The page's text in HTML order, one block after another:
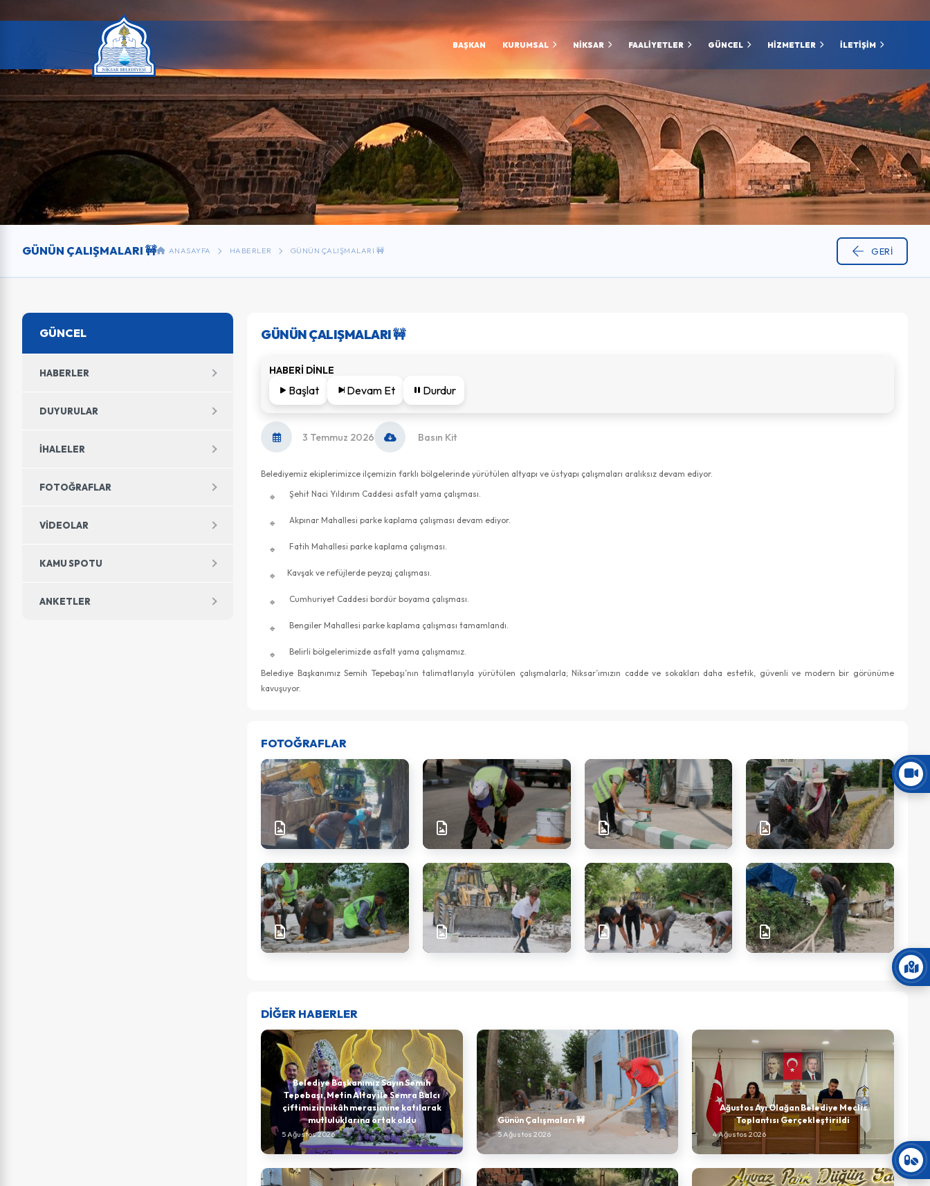
BAŞKAN KURUMSAL NİKSAR FAALİYETLER GÜNCEL HİZMETLER İLETİŞİM
GÜNÜN ÇALIŞMALARI 🚧 ANASAYFA HABERLER GÜNÜN ÇALIŞMALARI 🚧 GERI
GÜNCEL
HABERLER
DUYURULAR
İHALELER
FOTOĞRAFLAR
VIDEOLAR
KAMU SPOTU
ANKETLER
GÜNÜN ÇALIŞMALARI 🚧
HABERİ DİNLE
Başlat Devam Et Durdur
3 Temmuz 2026 Basın Kit
Belediyemiz ekiplerimizce ilçemizin farklı bölgelerinde yürütülen altyapı ve üstyapı çalışmaları aralıksız devam ediyor.
Şehit Naci Yıldırım Caddesi asfalt yama çalışması.
Akpınar Mahallesi parke kaplama çalışması devam ediyor.
Fatih Mahallesi parke kaplama çalışması.
Kavşak ve refüjlerde peyzaj çalışması.
Cumhuriyet Caddesi bordür boyama çalışması.
Bengiler Mahallesi parke kaplama çalışması tamamlandı.
Belirli bölgelerimizde asfalt yama çalışmamız.
Belediye Başkanımız Semih Tepebaşı’nın talimatlarıyla yürütülen çalışmalarla; Niksar’ımızın cadde ve sokakları daha estetik, güvenli ve modern bir görünüme
kavuşuyor.
FOTOĞRAFLAR
DİĞER HABERLER
Belediye Başkanımız Sayın Semih
Tepebaşı, Metin Altay ile Semra Balcı
çiftimizin nikâh merasimine katılarak
mutluluklarına ortak oldu
5 Ağustos 2026
Günün Çalışmaları 🚧
5 Ağustos 2026
Ağustos Ayı Olağan Belediye Meclis
Toplantısı Gerçekleştirildi
4 Ağustos 2026